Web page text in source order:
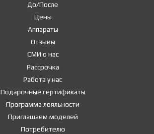
До/После
Цены
Аппараты
Отзывы
СМИ о нас
Рассрочка
Работа у нас
Подарочные сертификаты
Программа лояльности
Приглашаем моделей
Потребителю